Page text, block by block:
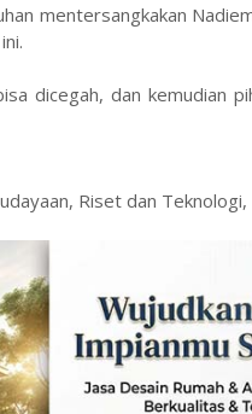
mentersangkakan
dicegah, dan kemudian
Riset dan